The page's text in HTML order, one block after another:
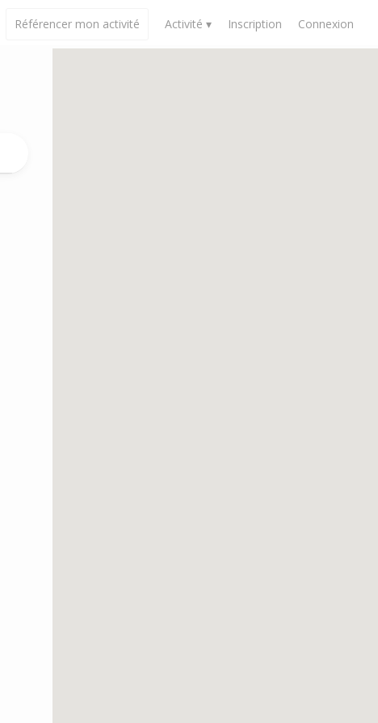
Référencer mon activité Activité ▾ Inscription Connexion